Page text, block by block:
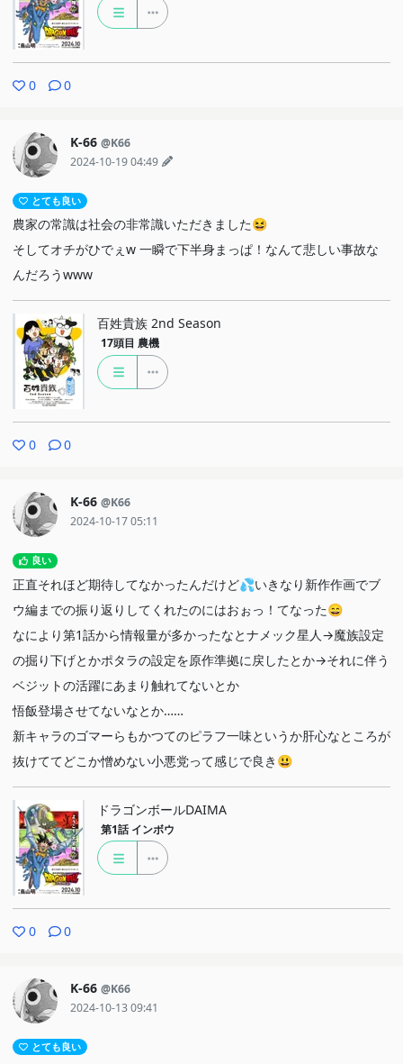
0 0
K-66 @K66
2024-10-19 04:49
とても良い
農家の常識は社会の非常識いただきました😆
そしてオチがひでぇw 一瞬で下半身まっぱ！なんて悲しい事故な
んだろうwww
百姓貴族 2nd Season
17頭目 農機
0 0
K-66 @K66
2024-10-17 05:11
良い
正直それほど期待してなかったんだけど💦いきなり新作作画でブ
ウ編までの振り返りしてくれたのにはおぉっ！てなった😄
なにより第1話から情報量が多かったなとナメック星人→魔族設定
の掘り下げとかポタラの設定を原作準拠に戻したとか→それに伴う
ベジットの活躍にあまり触れてないとか
悟飯登場させてないなとか……
新キャラのゴマーらもかつてのピラフ一味というか肝心なところが
抜けててどこか憎めない小悪党って感じで良き😃
ドラゴンボールDAIMA
第1話 インボウ
0 0
K-66 @K66
2024-10-13 09:41
とても良い